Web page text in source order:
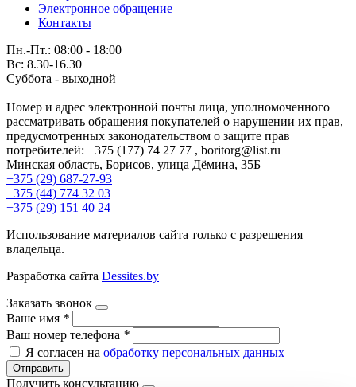
Электронное обращение
Контакты
Пн.-Пт.: 08:00 - 18:00
Вс: 8.30-16.30
Суббота - выходной
Номер и адрес электронной почты лица, уполномоченного
рассматривать обращения покупателей о нарушении их прав,
предусмотренных законодательством о защите прав
потребителей: +375 (177) 74 27 77 , boritorg@list.ru
Минская область, Борисов, улица Дёмина, 35Б
+375 (29) 687-27-93
+375 (44) 774 32 03
+375 (29) 151 40 24
Использование материалов сайта только с разрешения
владельца.
Разработка сайта Dessites.by
Заказать звонок
Ваше имя *
Ваш номер телефона *
Я согласен на обработку персональных данных
Отправить
Получить консультацию